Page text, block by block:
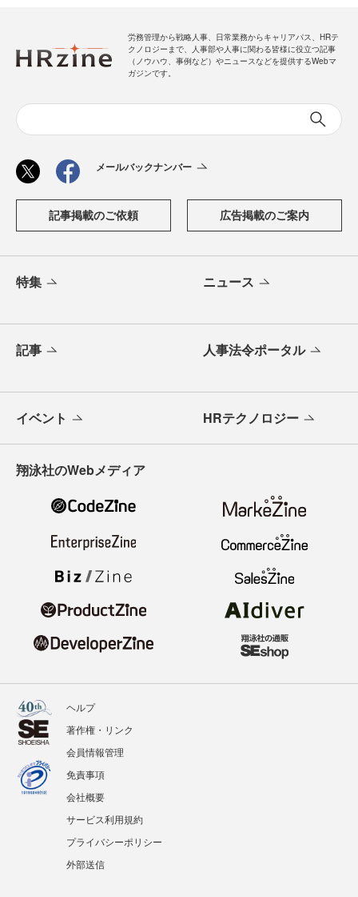
労務管理から戦略人事、日常業務からキャリアパス、HRテ
クノロジーまで、人事部や人事に関わる皆様に役立つ記事
（ノウハウ、事例など）やニュースなどを提供するWebマ
ガジンです。
メールバックナンバー
記事掲載のご依頼 広告掲載のご案内
特集 ニュース
記事 人事法令ポータル
イベント HRテクノロジー
翔泳社のWebメディア
ヘルプ
著作権・リンク
会員情報管理
免責事項
会社概要
サービス利用規約
プライバシーポリシー
外部送信